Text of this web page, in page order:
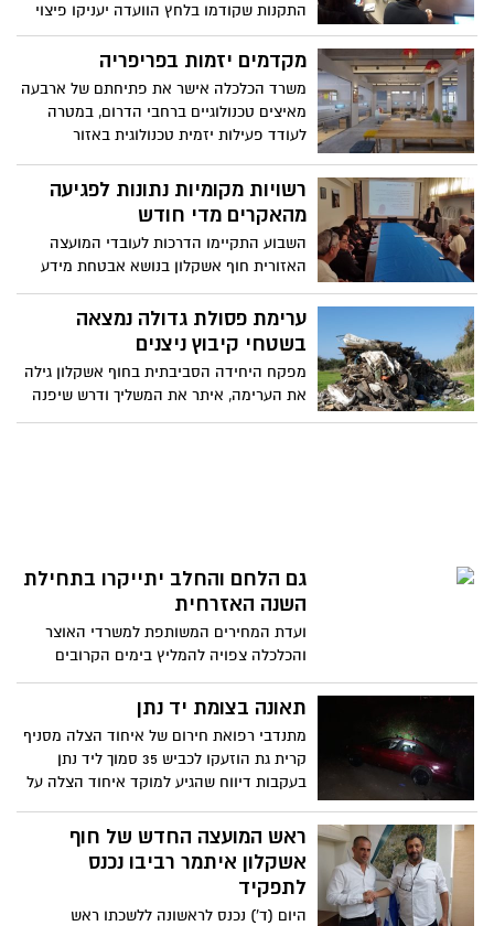
התקנות שקודמו בלחץ הוועדה יעניקו פיצוי
לעצמאיים ולמעסיקים עבור הוצאות שכר
עובדים שנעדרו בשל סגירת מקום העבודה
ולהורים שנעדרו מעבודתם בשל סגירת
מוסדות חינוך, דבוראים ועובדי ענף התיירות
שנפגעו ממושכות יוכלו לבחור להשוות את
מספר חודשים נוספים מעבר לסוף השנה, על
מנת לבחון את המשך נחיצותן
מקדמים יזמות בפריפריה
משרד הכלכלה אישר את פתיחתם של ארבעה
מאיצים טכנולוגיים ברחבי הדרום, במטרה
לעודד פעילות יזמית טכנולוגית באזור
רשויות מקומיות נתונות לפגיעה
מהאקרים מדי חודש
השבוע התקיימו הדרכות לעובדי המועצה
האזורית חוף אשקלון בנושא אבטחת מידע
ותחום הסייבר כחלק מתכנית הגנה על
הרשויות המקומיות בכל הארץ מפני התקפת
"האקרים"
ערימת פסולת גדולה נמצאה
בשטחי קיבוץ ניצנים
מפקח היחידה הסביבתית בחוף אשקלון גילה
את הערימה, איתר את המשליך ודרש שיפנה
את הצמיגים והברזלים בהקדם האפשרי
גם הלחם והחלב יתייקרו בתחילת
השנה האזרחית
ועדת המחירים המשותפת למשרדי האוצר
והכלכלה צפויה להמליץ בימים הקרובים
להעלות את מחיר מוצרי הלחם שבפיקוח
בכ־3.5%. בנוסף מחירי מוצרי החלב צפויים
תאונה בצומת יד נתן
מתנדבי רפואת חירום של איחוד הצלה מסניף
קרית גת הוזעקו לכביש 35 סמוך ליד נתן
בעקבות דיווח שהגיע למוקד איחוד הצלה על
העניקו טיפול רפואי ראשוני לנפגעת אחת
(60) במצב קל עד בנוני בזירת תאונה עצמית
בה רכבה נפל לתעלה, נסיבות התאונה
בבדיקה.
ראש המועצה החדש של חוף
אשקלון איתמר רביבו נכנס
לתפקיד
היום (ד') נכנס לראשונה ללשכתו ראש